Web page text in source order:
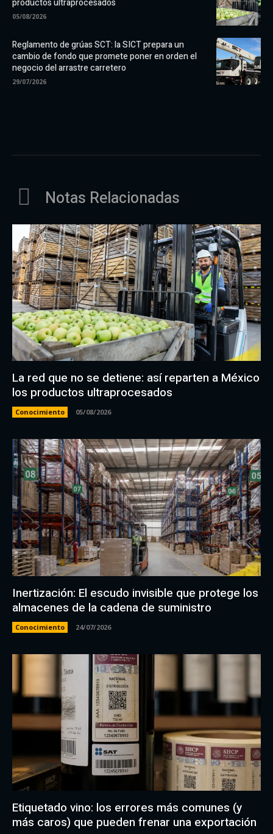
productos ultraprocesados
05/08/2026
Reglamento de grúas SCT: la SICT prepara un
cambio de fondo que promete poner en orden el
negocio del arrastre carretero
29/07/2026
Notas Relacionadas
La red que no se detiene: así reparten a México
los productos ultraprocesados
Conocimiento 05/08/2026
Inertización: El escudo invisible que protege los
almacenes de la cadena de suministro
Conocimiento 24/07/2026
Etiquetado vino: los errores más comunes (y
más caros) que pueden frenar una exportación